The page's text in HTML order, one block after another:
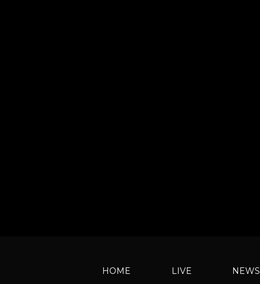
HOME LIVE NEWS